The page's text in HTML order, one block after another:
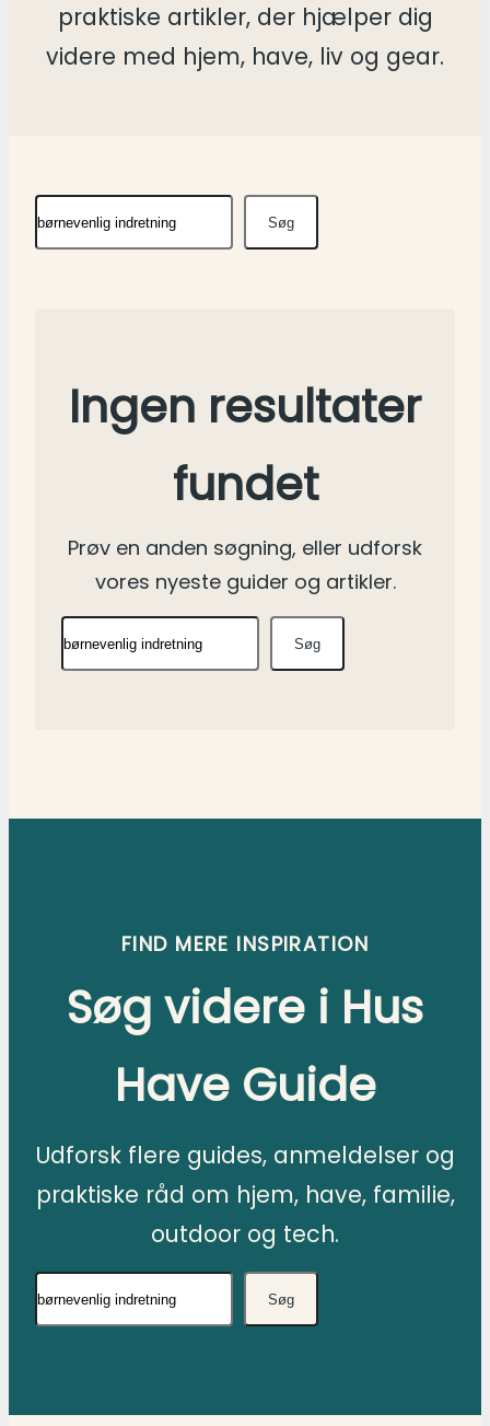
praktiske artikler, der hjælper dig
videre med hjem, have, liv og gear.
Søg Søg
Ingen resultater
fundet
Prøv en anden søgning, eller udforsk
vores nyeste guider og artikler.
Søg
Søg
FIND MERE INSPIRATION
Søg videre i Hus
Have Guide
Udforsk flere guides, anmeldelser og
praktiske råd om hjem, have, familie,
outdoor og tech.
Søg Søg